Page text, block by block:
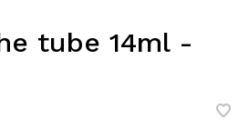
tube 14ml -